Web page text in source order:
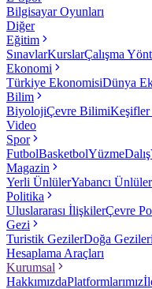
Bilgisayar Oyunları
Diğer
Eğitim
SınavlarKurslarÇalışma
Ekonomi
Türkiye EkonomisiDünya
Bilim
BiyolojiÇevre BilimiKeşifler
Video
Spor
FutbolBasketbolYüzmeDalış
Magazin
Yerli ÜnlülerYabancı Ünlüler
Politika
Uluslararası İlişkilerÇevre
Gezi
Turistik GezilerDoğa Gezileri
Hesaplama Araçları
Kurumsal
HakkımızdaPlatformlarımız